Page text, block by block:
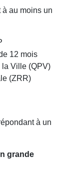
au moins un
12 mois
Ville (QPV)
(ZRR)
à un
grande